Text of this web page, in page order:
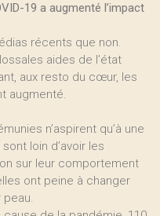
19 a augmenté l’impact
récents que non.
aides de l’état
aux resto du cœur, les
augmenté.
n’aspirent qu’à une
loin d’avoir les
sur leur comportement
ont peine à changer